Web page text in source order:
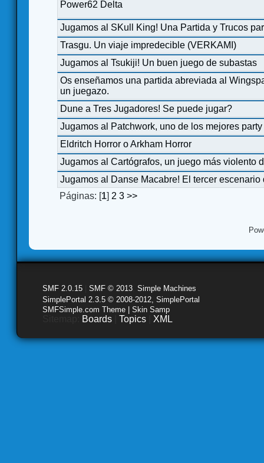
Power62 Delta
Jugamos al SKull King! Una Partida y Trucos
Trasgu. Un viaje impredecible (VERKAMI)
Jugamos al Tsukiji! Un buen juego de subastas
Os enseñamos una partida abreviada al
un juegazo.
Dune a Tres Jugadores! Se puede jugar?
Jugamos al Patchwork, uno de los mejores
Eldritch Horror o Arkham Horror
Jugamos al Cartógrafos, un juego más violento
Jugamos al Danse Macabre! El tercer escenario
Páginas: [1] 2 3 >>
SMF 2.0.15 SMF © 2013 Simple Machines
SimplePortal 2.3.5 © 2008-2012, SimplePortal
SMFSimple.com Theme | Skin Samp
Boards Topics XML